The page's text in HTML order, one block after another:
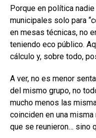
Porque en política
municipales solo para
en mesas técnicas, no
teniendo eco público.
cálculo y, sobre todo,
A ver, no es menor
del mismo grupo, no
mucho menos las
coinciden en una
que se reunieron… sino